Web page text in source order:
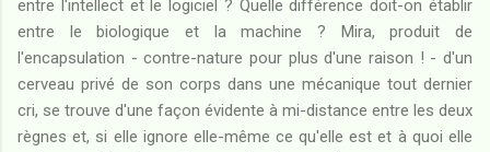
entre l'intellect et le logiciel ? Quelle différence doit-on établir
entre le biologique et la machine ? Mira, produit de
l'encapsulation - contre-nature pour plus d'une raison ! - d'un
cerveau privé de son corps dans une mécanique tout dernier
cri, se trouve d'une façon évidente à mi-distance entre les deux
règnes et, si elle ignore elle-même ce qu'elle est et à quoi elle